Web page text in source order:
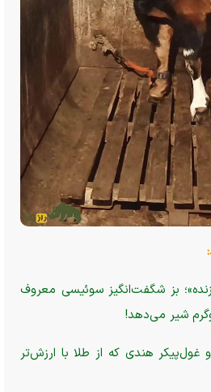
بز شگفت‌انگیز سوئیسی معروف
و غول‌پیکر هندی که از طلا با ارزش‌تر